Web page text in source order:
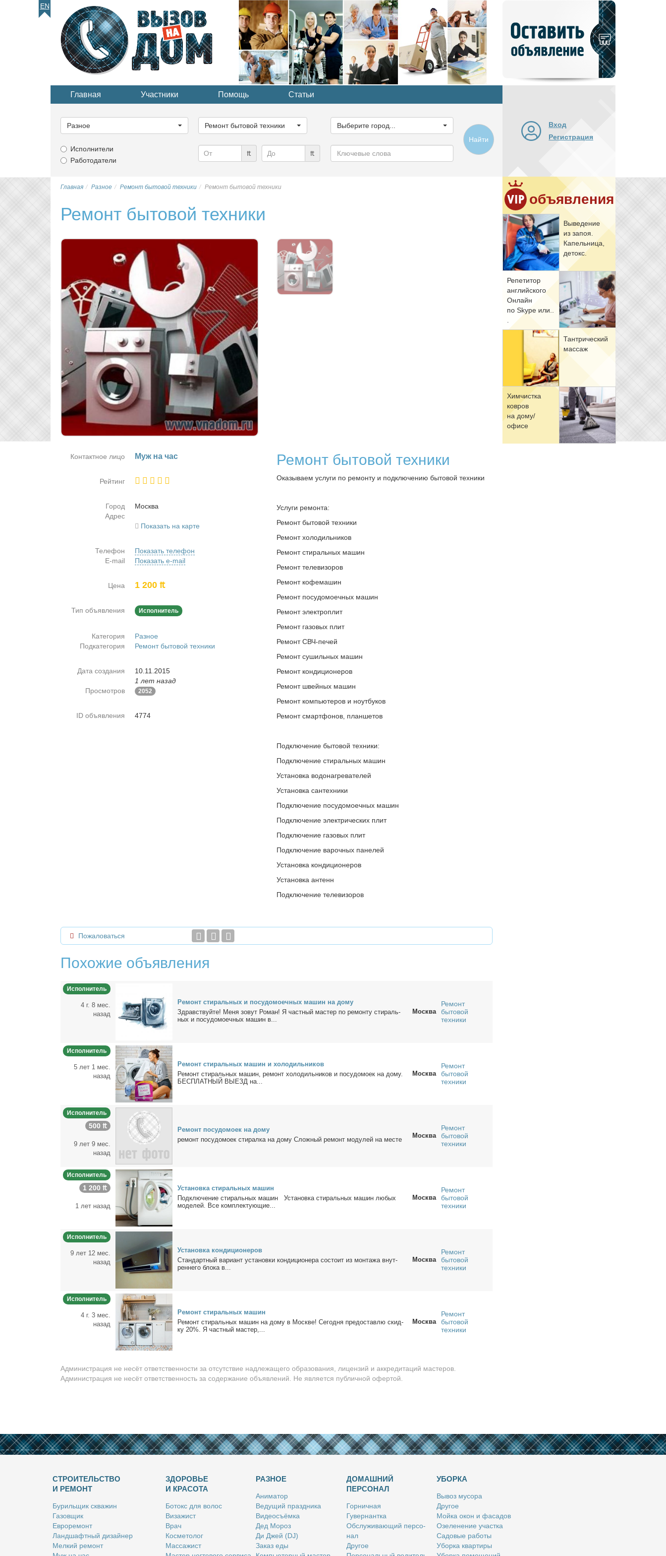
EN
объявление
Главная Участники Помощь Статьи
категорию...
Разное
категорию...
Ремонт бытовой техники
город...
Выберите город...
Исполнители
Работодатели
₶ ₶
Ключевые
слова
Найти
Вход
Регистрация
объявления
Вы­ве­де­ние
из за­поя.
Ка­пель­ни­ца,
де­токс.
Ре­пе­ти­тор
ан­глий­ско­го
Он­лайн
по Skype или..
Тан­три­че­ский
мас­саж
Хим­чист­ка
ков­ров
на до­му/
офи­се
Главная Разное Ремонт бытовой техники Ремонт бытовой техники
Ремонт бытовой техники
Ремонт бытовой техники
Оказываем услуги по ремонту и подключению бытовой техники
Услуги ремонта:
Ремонт бытовой техники
Ремонт холодильников
Ремонт стиральных машин
Ремонт телевизоров
Ремонт кофемашин
Ремонт посудомоечных машин
Ремонт электроплит
Ремонт газовых плит
Ремонт СВЧ-печей
Ремонт сушильных машин
Ремонт кондиционеров
Ремонт швейных машин
Ремонт компьютеров и ноутбуков
Ремонт смартфонов, планшетов
Подключение бытовой техники:
Подключение стиральных машин
Установка водонагревателей
Установка сантехники
Подключение посудомоечных машин
Подключение электрических плит
Подключение газовых плит
Подключение варочных панелей
Установка кондиционеров
Установка антенн
Подключение телевизоров
Контактное лицо Муж на час
Рейтинг
Город
Москва
Адрес
Показать на карте
Телефон
Показать телефон
E-mail
Показать e-mail
Цена 1 200 ₶
Тип объявления Исполнитель
Категория
Разное
Подкатегория
Ремонт бытовой техники
Дата создания
10.11.2015
1 лет назад
Просмотров
2052
ID объявления 4774
Пожаловаться
Похожие объявления
Исполнитель
4 г. 8 мес.
назад
Ре­монт сти­раль­ных и по­су­до­мо­еч­ных ма­шин на до­му
Здрав­ствуй­те! Ме­ня зо­вут Ро­ман! Я част­ный ма­стер по ре­мон­ту сти­раль­
ных и по­су­до­мо­еч­ных ма­шин в...
Москва
Ремонт
бытовой
техники
Исполнитель
5 лет 1 мес.
назад
Ре­монт сти­раль­ных ма­шин и хо­ло­диль­ни­ков
Ре­монт сти­раль­ных ма­шин, ре­монт хо­ло­диль­ни­ков и по­су­до­мо­ек на до­му.
БЕСПЛАТНЫЙ ВЫЕЗД на...
Москва
Ремонт
бытовой
техники
Исполнитель
500 ₶
9 лет 9 мес.
назад
Ре­монт по­су­до­мо­ек на до­му
ре­монт по­су­до­мо­ек сти­рал­ка на до­му Слож­ный ре­монт мо­ду­лей на ме­сте
Москва
Ремонт
бытовой
техники
Исполнитель
1 200 ₶
1 лет назад
Уста­нов­ка сти­раль­ных ма­шин
Под­клю­че­ние сти­раль­ных ма­шин Уста­нов­ка сти­раль­ных ма­шин лю­бых
мо­де­лей. Все ком­плек­ту­ю­щие...
Москва
Ремонт
бытовой
техники
Исполнитель
9 лет 12 мес.
назад
Уста­нов­ка кон­ди­ци­о­не­ров
Стан­дарт­ный ва­ри­ант уста­нов­ки кон­ди­ци­о­не­ра со­сто­ит из мон­та­жа внут­
рен­не­го бло­ка в...
Москва
Ремонт
бытовой
техники
Исполнитель
4 г. 3 мес.
назад
Ре­монт сти­раль­ных ма­шин
Ре­монт сти­раль­ных ма­шин на до­му в Москве! Се­го­дня предо­став­лю скид­
ку 20%. Я част­ный ма­стер,...
Москва
Ремонт
бытовой
техники
Администрация не несёт ответственности за отсутствие надлежащего образования, лицензий и аккредитаций мастеров.
Администрация не несёт ответственность за содержание объявлений. Не является публичной офертой.
СТРОИТЕЛЬСТВО
И РЕМОНТ
Бу­риль­щик сква­жин
Га­зов­щик
Ев­ро­ре­монт
Ланд­шафт­ный ди­зай­нер
Мел­кий ре­монт
ЗДОРОВЬЕ
И КРАСОТА
Бо­токс для во­лос
Ви­за­жист
Врач
Кос­ме­то­лог
Мас­са­жист
РАЗНОЕ
Ани­ма­тор
Ве­ду­щий празд­ни­ка
Ви­део­съём­ка
Дед Мо­роз
Ди Джей (DJ)
За­каз еды
ДОМАШНИЙ
ПЕРСОНАЛ
Гор­нич­ная
Гу­вер­нант­ка
Об­слу­жи­ва­ю­щий пер­со­
нал
Дру­гое
УБОРКА
Вы­воз му­со­ра
Дру­гое
Мой­ка окон и фа­са­дов
Озе­ле­не­ние участ­ка
Са­до­вые ра­бо­ты
Убор­ка квар­ти­ры